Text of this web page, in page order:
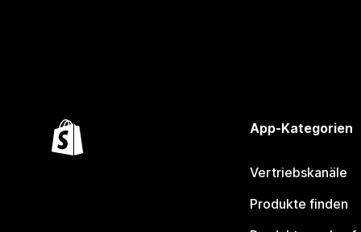
App-Kategorien
Vertriebskanäle
Produkte finden